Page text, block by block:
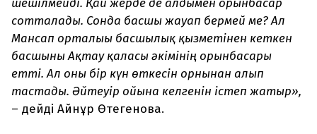
шешілмейді. Қай жерде де алдымен орынбасар
сотталады. Сонда басшы жауап бермей ме? Ал
Мансап орталығы басшылық қызметінен кеткен
басшыны Ақтау қаласы әкімінің орынбасары
етті. Ал оны бір күн өткесін орнынан алып
тастады. Әйтеуір ойына келгенін істеп жатыр»,
– дейді Айнұр Өтегенова.